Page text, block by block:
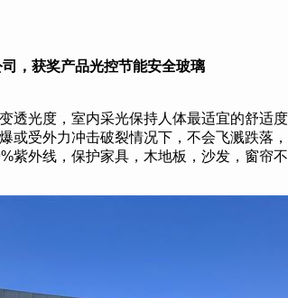
，获奖产品光控节能安全玻璃
透光度，室内采光保持人体最适宜的舒适
或受外力冲击破裂情况下，不会飞溅跌落
紫外线，保护家具，木地板，沙发，窗帘不